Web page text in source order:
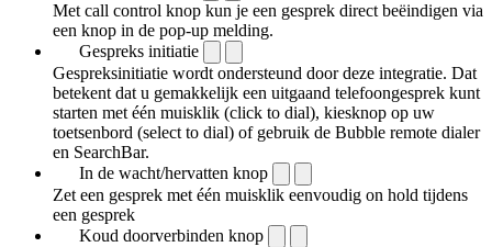
Met call control knop kun je een gesprek direct beëindigen via
een knop in de pop-up melding.
Gespreks initiatie
Gespreksinitiatie wordt ondersteund door deze integratie. Dat
betekent dat u gemakkelijk een uitgaand telefoongesprek kunt
starten met één muisklik (click to dial), kiesknop op uw
toetsenbord (select to dial) of gebruik de Bubble remote dialer
en SearchBar.
In de wacht/hervatten knop
Zet een gesprek met één muisklik eenvoudig on hold tijdens
een gesprek
Koud doorverbinden knop